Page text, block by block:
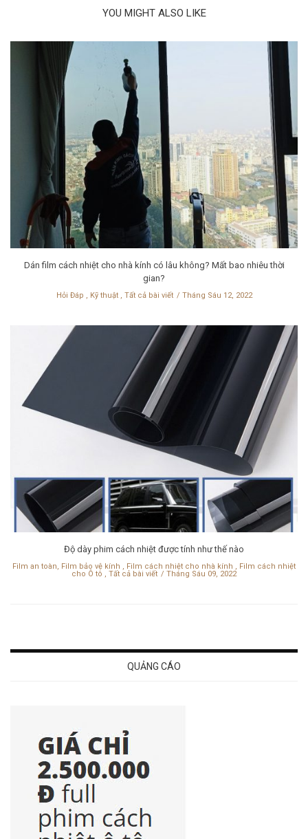
YOU MIGHT ALSO LIKE
Dán film cách nhiệt cho nhà kính có lâu không? Mất bao nhiêu thời
gian?
Hỏi Đáp , Kỹ thuật, Tất cả bài viết Tháng Sáu 12, 2022
Độ dày phim cách nhiệt được tính như thế nào
Film an toàn, Film bảo vệ kính Film cách nhiệt cho nhà kính
Film cách nhiệt
cho Ô tô
Tất cả bài viết Tháng Sáu 09, 2022
QUẢNG CÁO